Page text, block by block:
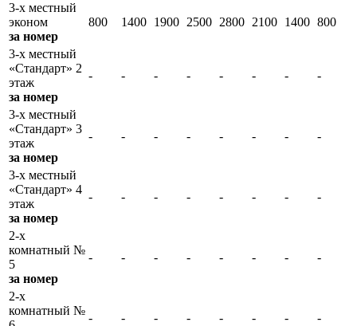
3-х местный
эконом
за номер
800 1400 1900 2500 2800 2100 1400 800
3-х местный
«Стандарт» 2
этаж
за номер
- - - - - - - -
3-х местный
«Стандарт» 3
этаж
за номер
- - - - - - - -
3-х местный
«Стандарт» 4
этаж
за номер
- - - - - - - -
2-х
комнатный №
5
за номер
- - - - - - - -
2-х
комнатный №
- - - - - - - -